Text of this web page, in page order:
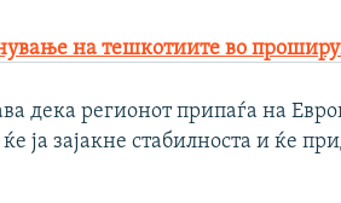
на тешкотиите во
дека регионот припаѓа на
ја зајакне стабилноста и ќе